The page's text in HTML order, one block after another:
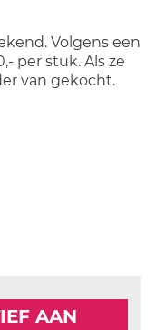
Volgens een
per stuk. Als ze
van gekocht.
AAN